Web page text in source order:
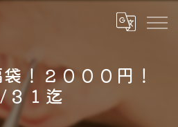
！２０００円！
３１迄